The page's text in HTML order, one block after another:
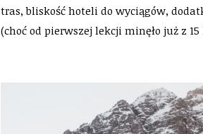
tras, bliskość hoteli do wyciągów,
(choć od pierwszej lekcji minęło już z